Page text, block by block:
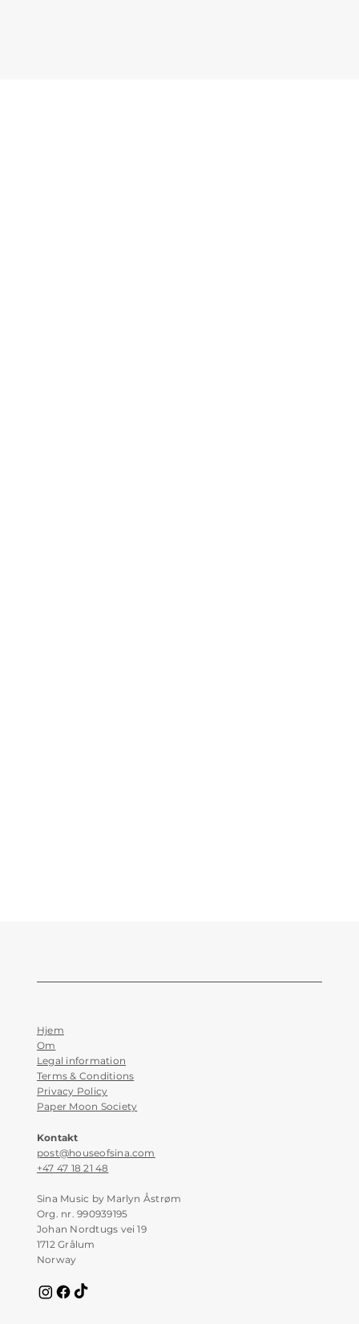
Kontakt
post@houseofsina.com
+47 47 18 21 48
Sina Music by Marlyn Åstrøm
Org. nr. 990939195
Johan Nordtugs vei 19
1712 Grålum
Norway
Hjem
Om
Legal information
Terms & Conditions
Privacy Policy
Paper Moon Society